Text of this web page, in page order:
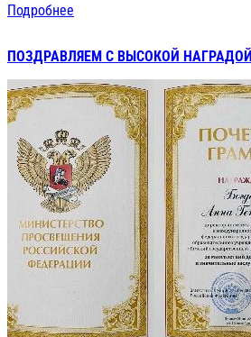
Подробнее
ПОЗДРАВЛЯЕМ С ВЫСОКОЙ НАГРАДОЙ